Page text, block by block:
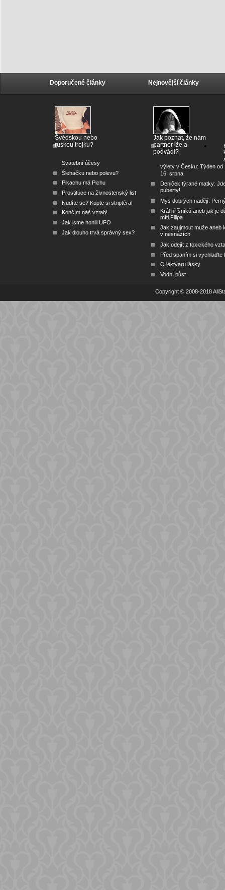
Doporučené články
Švédskou nebo
ruskou trojku?
Svatební účesy
Šlehačku nebo polevu?
Pikachu má Pichu
Prostituce na živnostenský list
Nudíte se? Kupte si striptéra!
Končím náš vztah!
Jak jsme honili UFO
Jak dlouho trvá správný sex?
Nejnovější články
Jak poznat, že nám
partner lže a
podvádí?
výlety v Česku: Týden od
16. srpna
Deniček týrané matky:
puberty!
Mys dobrých nadějí:
Král hříšníků aneb jak je
míti Filipa
Jak zaujmout muže aneb
v nesnázích
Jak odejít z toxického
Před spaním si vychlaďte
O lektvaru lásky
Vodní půst
Copyright © 2008-2018